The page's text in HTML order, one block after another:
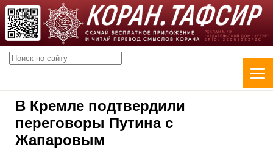
В Кремле подтвердили
переговоры Путина с
Жапаровым